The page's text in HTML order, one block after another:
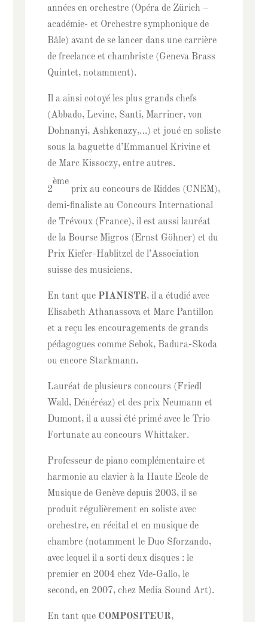
années en orchestre (Opéra de Zürich –
académie- et Orchestre symphonique de
Bâle) avant de se lancer dans une carrière
de freelance et chambriste (Geneva Brass
Quintet, notamment).
Il a ainsi cotoyé les plus grands chefs
(Abbado, Levine, Santi, Marriner, von
Dohnanyi, Ashkenazy,…) et joué en soliste
sous la baguette d’Emmanuel Krivine et
de Marc Kissoczy, entre autres.
2
ème
prix au concours de Riddes (CNEM),
demi-finaliste au Concours International
de Trévoux (France), il est aussi lauréat
de la Bourse Migros (Ernst Göhner) et du
Prix Kiefer-Hablitzel de l’Association
suisse des musiciens.
En tant que PIANISTE, il a étudié avec
Elisabeth Athanassova et Marc Pantillon
et a reçu les encouragements de grands
pédagogues comme Sebok, Badura-Skoda
ou encore Starkmann.
Lauréat de plusieurs concours (Friedl
Wald, Dénéréaz) et des prix Neumann et
Dumont, il a aussi été primé avec le Trio
Fortunate au concours Whittaker.
Professeur de piano complémentaire et
harmonie au clavier à la Haute Ecole de
Musique de Genève depuis 2003, il se
produit régulièrement en soliste avec
orchestre, en récital et en musique de
chambre (notamment le Duo Sforzando,
avec lequel il a sorti deux disques : le
premier en 2004 chez Vde-Gallo, le
second, en 2007, chez Media Sound Art).
En tant que COMPOSITEUR,